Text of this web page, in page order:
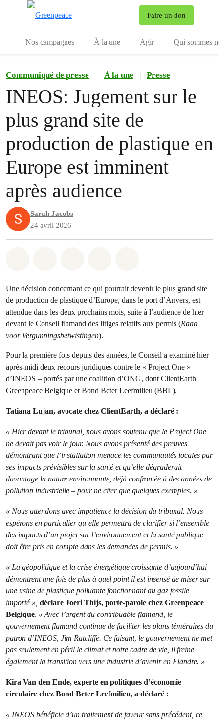
Faire un don
Nos campagnes À la une Agir Qui sommes
Communiqué de presse À la une | Presse
INEOS: Jugement sur le
plus grand site de
production de plastique en
Europe est imminent
après audience
Sarah Jacobs
24 avril 2026
Une décision concernant ce qui pourrait devenir le plus grand site
de production de plastique d’Europe, dans le port d’Anvers, est
attendue dans les deux prochains mois, suite à l’audience de hier
devant le Conseil flamand des litiges relatifs aux permis (Raad
voor Vergunningsbetwistingen).
Pour la première fois depuis des années, le Conseil a examiné hier
après-midi deux recours juridiques contre le « Project One »
d’INEOS – portés par une coalition d’ONG, dont ClientEarth,
Greenpeace Belgique et Bond Beter Leefmilieu (BBL).
Tatiana Lujan, avocate chez ClientEarth, a déclaré :
« Hier devant le tribunal, nous avons soutenu que le Project One
ne devait pas voir le jour. Nous avons présenté des preuves
démontrant que l’installation menace les communautés locales par
ses impacts prévisibles sur la santé et qu’elle dégraderait
davantage la nature environnante, déjà confrontée à des années de
pollution industrielle – pour ne citer que quelques exemples. »
« Nous attendons avec impatience la décision du tribunal. Nous
espérons en particulier qu’elle permettra de clarifier si l’ensemble
des impacts d’un projet sur l’environnement et la santé publique
doit être pris en compte dans les demandes de permis. »
« La géopolitique et la crise énergétique croissante d’aujourd’hui
démontrent une fois de plus à quel point il est insensé de miser sur
une usine de plastique polluante fonctionnant au gaz fossile
importé », déclare Joeri Thijs, porte-parole chez Greenpeace
Belgique. « Avec l’argent du contribuable flamand, le
gouvernement flamand continue de faciliter les plans téméraires du
patron d’INEOS, Jim Ratcliffe. Ce faisant, le gouvernement ne met
pas seulement en péril le climat et notre cadre de vie, il freine
également la transition vers une industrie d’avenir en Flandre. »
Kira Van den Ende, experte en politiques d’économie
circulaire chez Bond Beter Leefmilieu, a déclaré :
« INEOS bénéficie d’un traitement de faveur sans précédent, ce